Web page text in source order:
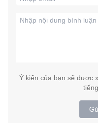
Ý kiến của bạn sẽ được